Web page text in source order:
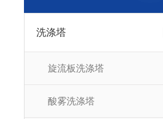
洗涤塔
旋流板洗涤塔
酸雾洗涤塔